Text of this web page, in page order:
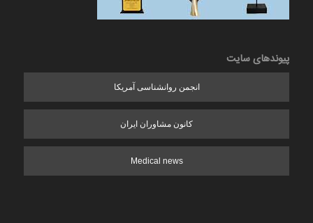
پیوندهای سایت
انجمن روانشناسی آمریکا
کانون مشاوران ایران
Medical news